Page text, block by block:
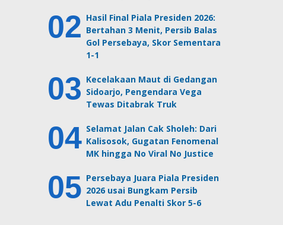
Hasil Final Piala Presiden 2026:
Bertahan 3 Menit, Persib Balas
Gol Persebaya, Skor Sementara
1-1
Kecelakaan Maut di Gedangan
Sidoarjo, Pengendara Vega
Tewas Ditabrak Truk
Selamat Jalan Cak Sholeh: Dari
Kalisosok, Gugatan Fenomenal
MK hingga No Viral No Justice
Persebaya Juara Piala Presiden
2026 usai Bungkam Persib
Lewat Adu Penalti Skor 5-6